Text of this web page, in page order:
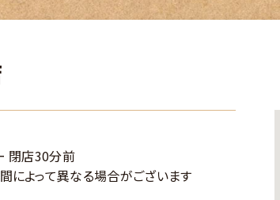
閉店30分前
よって異なる場合がございます